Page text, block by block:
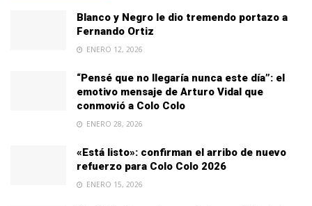
Blanco y Negro le dio tremendo portazo a
Fernando Ortiz
ENERO 12, 2026
“Pensé que no llegaría nunca este día”: el
emotivo mensaje de Arturo Vidal que
conmovió a Colo Colo
ENERO 28, 2026
«Está listo»: confirman el arribo de nuevo
refuerzo para Colo Colo 2026
ENERO 15, 2026